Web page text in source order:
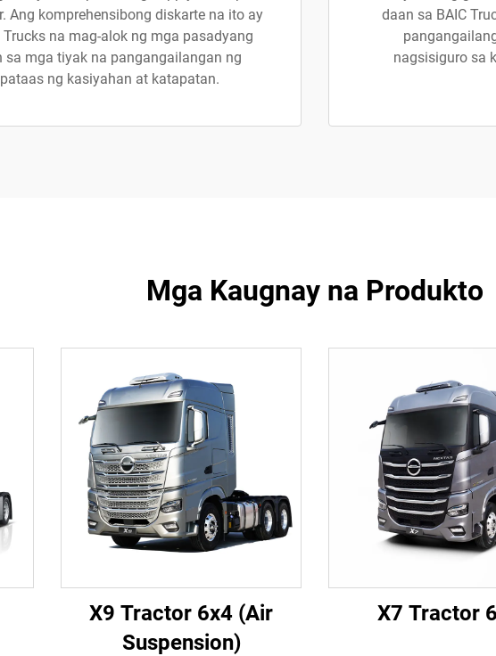
Ang komprehensibong diskarte na ito ay
na mag-alok ng mga pasadyang
mga tiyak na pangangailangan ng
ng kasiyahan at katapatan.
daan sa BAIC
nagsisiguro sa
Mga Kaugnay na Produkto
X9 Tractor 6x4 (Air
Suspension)
X7 Tractor